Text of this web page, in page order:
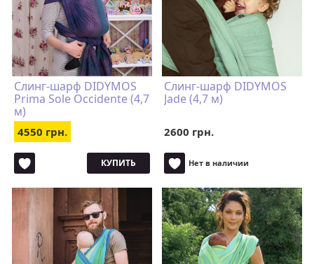
Слинг-шарф DIDYMOS
Prima Sole Occidente (4,7
м)
4550 грн.
КУПИТЬ
Слинг-шарф DIDYMOS
Jade (4,7 м)
2600 грн.
Нет в наличии